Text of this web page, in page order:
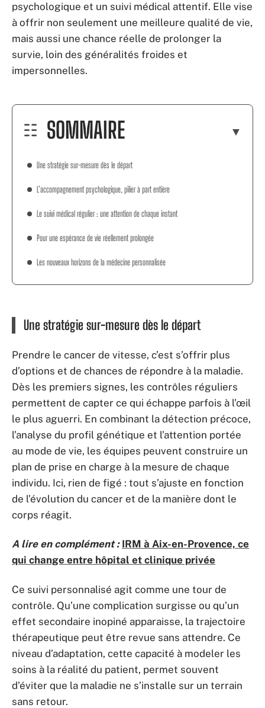
psychologique et un suivi médical attentif. Elle vise
à offrir non seulement une meilleure qualité de vie,
mais aussi une chance réelle de prolonger la
survie, loin des généralités froides et
impersonnelles.
SOMMAIRE
Une stratégie sur-mesure dès le départ
L’accompagnement psychologique, pilier à part entière
Le suivi médical régulier : une attention de chaque instant
Pour une espérance de vie réellement prolongée
Les nouveaux horizons de la médecine personnalisée
Une stratégie sur-mesure dès le départ
Prendre le cancer de vitesse, c’est s’offrir plus
d’options et de chances de répondre à la maladie.
Dès les premiers signes, les contrôles réguliers
permettent de capter ce qui échappe parfois à l’œil
le plus aguerri. En combinant la détection précoce,
l’analyse du profil génétique et l’attention portée
au mode de vie, les équipes peuvent construire un
plan de prise en charge à la mesure de chaque
individu. Ici, rien de figé : tout s’ajuste en fonction
de l’évolution du cancer et de la manière dont le
corps réagit.
A lire en complément : IRM à Aix-en-Provence, ce
qui change entre hôpital et clinique privée
Ce suivi personnalisé agit comme une tour de
contrôle. Qu’une complication surgisse ou qu’un
effet secondaire inopiné apparaisse, la trajectoire
thérapeutique peut être revue sans attendre. Ce
niveau d’adaptation, cette capacité à modeler les
soins à la réalité du patient, permet souvent
d’éviter que la maladie ne s’installe sur un terrain
sans retour.